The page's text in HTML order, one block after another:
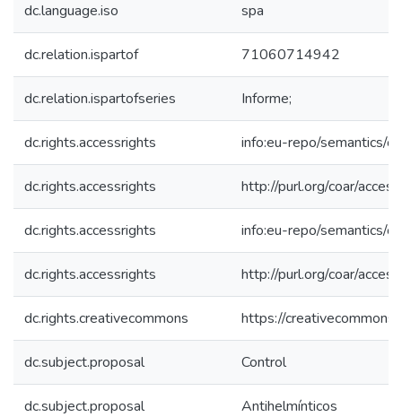
dc.language.iso spa
dc.relation.ispartof 71060714942
dc.relation.ispartofseries Informe;
dc.rights.accessrights info:eu-repo/semantics/
dc.rights.accessrights http://purl.org/coar/
dc.rights.accessrights info:eu-repo/semantics/
dc.rights.accessrights http://purl.org/coar/
dc.rights.creativecommons https://
dc.subject.proposal Control
dc.subject.proposal Antihelmínticos